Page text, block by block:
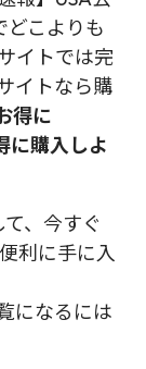
どこよりも
イトでは完
イトなら購
得に
に購入しよ
、今すぐ
利に手に入
になるには